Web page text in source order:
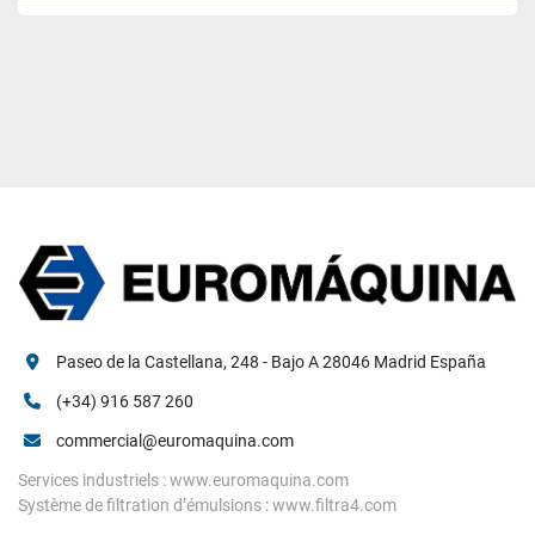
Paseo de la Castellana, 248 - Bajo A 28046 Madrid España
(+34) 916 587 260
commercial@euromaquina.com
Services industriels : www.euromaquina.com
Système de filtration d’émulsions : www.filtra4.com